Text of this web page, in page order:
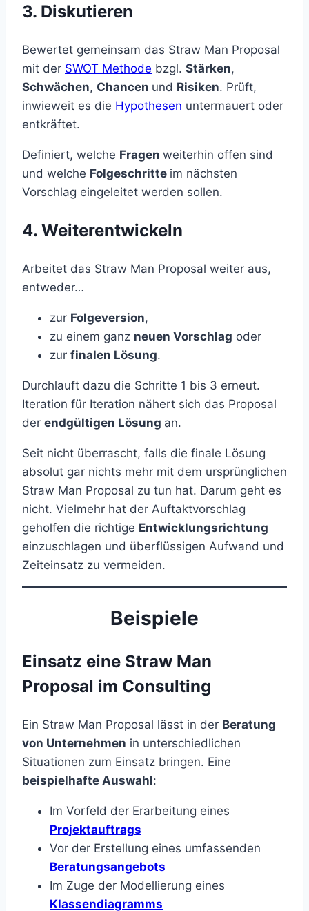
3. Diskutieren
Bewertet gemeinsam das Straw Man Proposal
mit der SWOT Methode bzgl. Stärken,
Schwächen, Chancen und Risiken. Prüft,
inwieweit es die Hypothesen untermauert oder
entkräftet.
Definiert, welche Fragen weiterhin offen sind
und welche Folgeschritte im nächsten
Vorschlag eingeleitet werden sollen.
4. Weiterentwickeln
Arbeitet das Straw Man Proposal weiter aus,
entweder…
zur Folgeversion,
zu einem ganz neuen Vorschlag oder
zur finalen Lösung.
Durchlauft dazu die Schritte 1 bis 3 erneut.
Iteration für Iteration nähert sich das Proposal
der endgültigen Lösung an.
Seit nicht überrascht, falls die finale Lösung
absolut gar nichts mehr mit dem ursprünglichen
Straw Man Proposal zu tun hat. Darum geht es
nicht. Vielmehr hat der Auftaktvorschlag
geholfen die richtige Entwicklungsrichtung
einzuschlagen und überflüssigen Aufwand und
Zeiteinsatz zu vermeiden.
Beispiele
Einsatz eine Straw Man
Proposal im Consulting
Ein Straw Man Proposal lässt in der Beratung
von Unternehmen in unterschiedlichen
Situationen zum Einsatz bringen. Eine
beispielhafte Auswahl:
Im Vorfeld der Erarbeitung eines
Projektauftrags
Vor der Erstellung eines umfassenden
Beratungsangebots
Im Zuge der Modellierung eines
Klassendiagramms